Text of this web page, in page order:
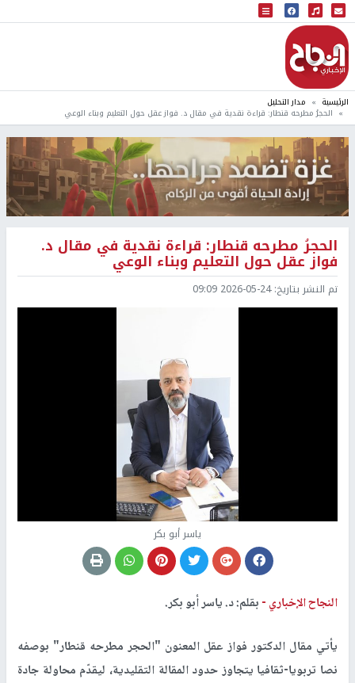
البث المباشر
إذاعة النجاح
الرئيسية مدار التحليل
الحجرُ مطرحه قنطار: قراءة نقدية في مقال د. فواز عقل حول التعليم وبناء الوعي
الحجرُ مطرحه قنطار: قراءة نقدية في مقال د.
فواز عقل حول التعليم وبناء الوعي
تم النشر بتاريخ:2026-05-24 09:09
ياسر أبو بكر
النجاح الإخباري -بقلم: د. ياسر أبو بكر.
يأتي مقال الدكتور فواز عقل المعنون "الحجر مطرحه قنطار" بوصفه
نصا تربويا-ثقافيا يتجاوز حدود المقالة التقليدية، ليقدّم محاولة جادة